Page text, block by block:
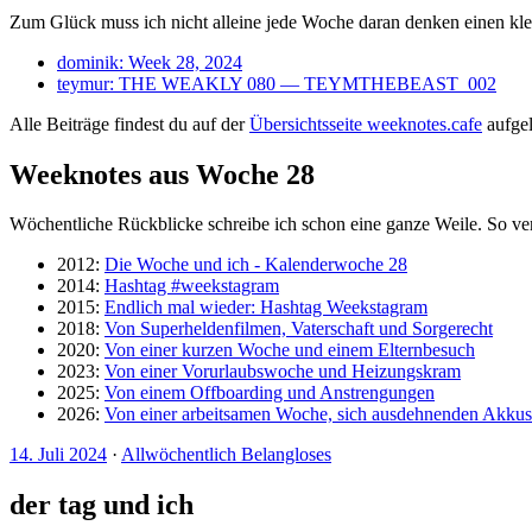
Zum Glück muss ich nicht alleine jede Woche daran denken einen
dominik: Week 28, 2024
teymur: THE WEAKLY 080 — TEYMTHEBEAST_002
Alle Beiträge findest du auf derÜbersichtsseite weeknotes.cafe
Weeknotes aus Woche 28
Wöchentliche Rückblicke schreibe ich schon eine ganze Weile. So
2012: Die Woche und ich - Kalenderwoche 28
2014: Hashtag #weekstagram
2015: Endlich mal wieder: Hashtag Weekstagram
2018: Von Superheldenfilmen, Vaterschaft und Sorgerecht
2020: Von einer kurzen Woche und einem Elternbesuch
2023: Von einer Vorurlaubswoche und Heizungskram
2025: Von einem Offboarding und Anstrengungen
2026: Von einer arbeitsamen Woche, sich ausdehnenden
14. Juli 2024 · Allwöchentlich Belangloses
der tag und ich